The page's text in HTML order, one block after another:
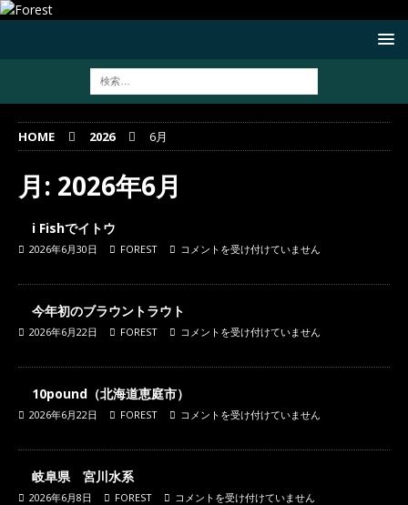
HOME 2026 6月
月: 2026年6月
i Fishでイトウ
2026年6月30日 FOREST コメントを受け付けていません
今年初のブラウントラウト
2026年6月22日 FOREST コメントを受け付けていません
10pound（北海道恵庭市）
2026年6月22日 FOREST コメントを受け付けていません
岐阜県 宮川水系
2026年6月8日 FOREST コメントを受け付けていません